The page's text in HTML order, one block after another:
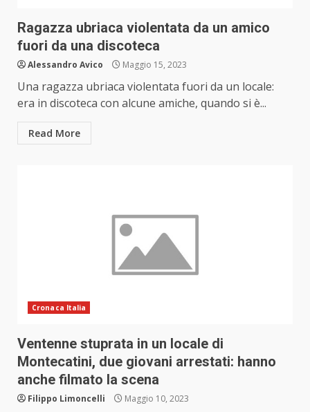
Ragazza ubriaca violentata da un amico
fuori da una discoteca
Alessandro Avico Maggio 15, 2023
Una ragazza ubriaca violentata fuori da un locale:
era in discoteca con alcune amiche, quando si è...
Read More
Cronaca Italia
Ventenne stuprata in un locale di
Montecatini, due giovani arrestati: hanno
anche filmato la scena
Filippo Limoncelli Maggio 10, 2023